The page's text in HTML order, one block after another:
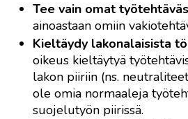
Tee vain omat
ainoastaan omiin
Kieltäydy lakonalaisista
oikeus kieltäytyä
lakon piiriin (ns.
ole omia normaaleja
suojelutyön piirissä.